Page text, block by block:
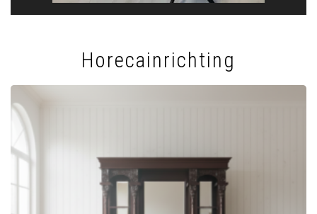
Horecainrichting